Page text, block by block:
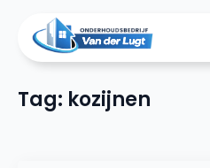
Tag: kozijnen